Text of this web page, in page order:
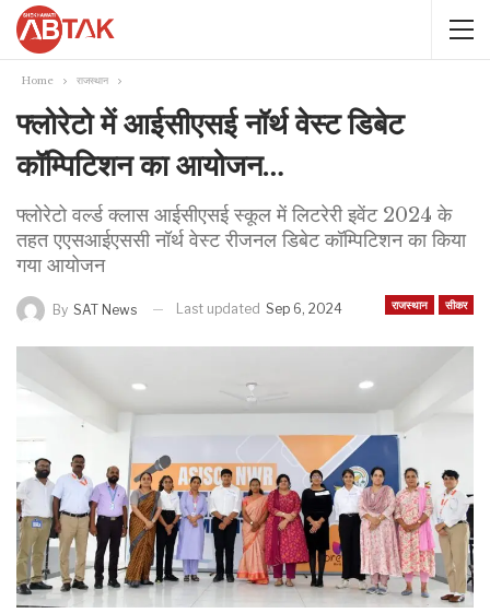
Home राजस्थान
फ्लोरेटो में आईसीएसई नॉर्थ वेस्ट डिबेट
कॉम्पिटिशन का आयोजन…
फ्लोरेटो वर्ल्ड क्लास आईसीएसई स्कूल में लिटरेरी इवेंट 2024 के
तहत एएसआईएससी नॉर्थ वेस्ट रीजनल डिबेट कॉम्पिटिशन का किया
गया आयोजन
राजस्थान सीकर
By SAT News Last updated Sep 6, 2024